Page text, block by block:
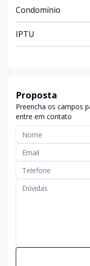
Condomínio
IPTU
Proposta
Preencha os campos
entre em contato